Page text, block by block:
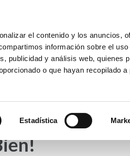
el contenido y los anuncios,
información sobre el uso
publicidad y análisis web, quienes
o que hayan recopilado a
Estadística
Alzira
PREMIOS SECRETARÍA